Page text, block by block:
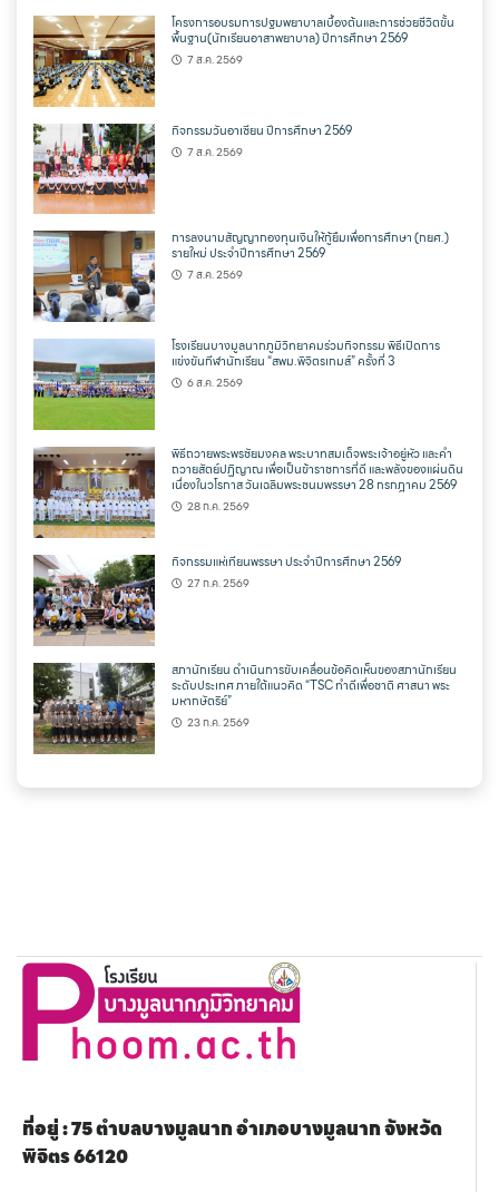
โครงการอบรมการปฐมพยาบาลเบื้องต้นและการช่วยชีวิตขั้น
พื้นฐาน(นักเรียนอาสาพยาบาล) ปีการศึกษา 2569
7 ส.ค. 2569
กิจกรรมวันอาเซียน ปีการศึกษา 2569
7 ส.ค. 2569
การลงนามสัญญากองทุนเงินให้กู้ยืมเพื่อการศึกษา (กยศ.)
รายใหม่ ประจำปีการศึกษา 2569
7 ส.ค. 2569
โรงเรียนบางมูลนากภูมิวิทยาคมร่วมกิจกรรม พิธีเปิดการ
แข่งขันกีฬานักเรียน “สพม.พิจิตรเกมส์” ครั้งที่ 3
6 ส.ค. 2569
พิธีถวายพระพรชัยมงคล พระบาทสมเด็จพระเจ้าอยู่หัว และคำ
ถวายสัตย์ปฏิญาณ เพื่อเป็นข้าราชการที่ดี และพลังของแผ่นดิน
เนื่องในวโรกาส วันเฉลิมพระชนมพรรษา 28 กรกฎาคม 2569
28 ก.ค. 2569
กิจกรรมแห่เทียนพรรษา ประจำปีการศึกษา 2569
27 ก.ค. 2569
สภานักเรียน ดำเนินการขับเคลื่อนข้อคิดเห็นของสภานักเรียน
ระดับประเทศ ภายใต้แนวคิด “TSC ทำดีเพื่อชาติ ศาสนา พระ
มหากษัตริย์”
23 ก.ค. 2569
ที่อยู่ : 75 ตำบลบางมูลนาก อำเภอบางมูลนาก จังหวัด
พิจิตร 66120